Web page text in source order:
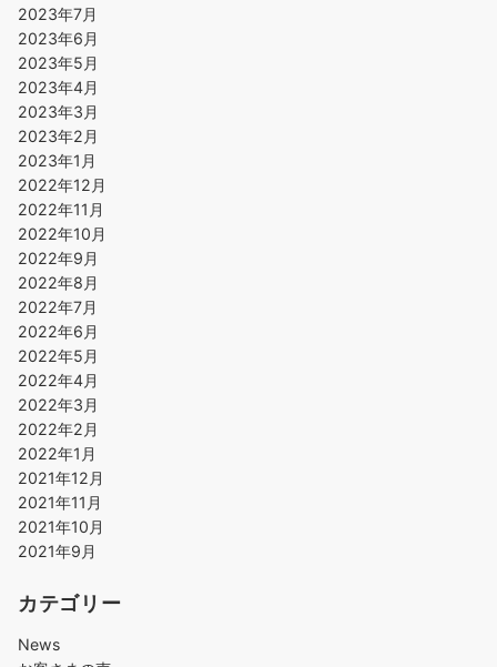
2023年7月
2023年6月
2023年5月
2023年4月
2023年3月
2023年2月
2023年1月
2022年12月
2022年11月
2022年10月
2022年9月
2022年8月
2022年7月
2022年6月
2022年5月
2022年4月
2022年3月
2022年2月
2022年1月
2021年12月
2021年11月
2021年10月
2021年9月
カテゴリー
News